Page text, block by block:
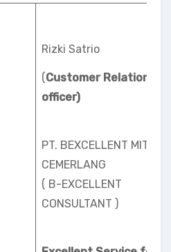
Rizki Satrio
(Customer Relation
officer)
PT. BEXCELLENT MITRA
CEMERLANG
( B-EXCELLENT
CONSULTANT )